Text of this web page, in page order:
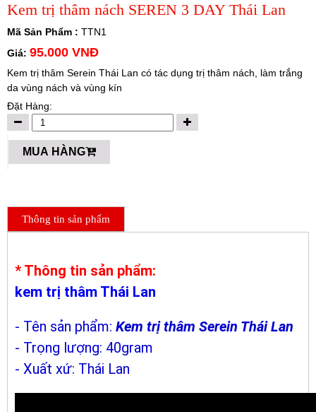
Kem trị thâm nách SEREN 3 DAY Thái Lan
Mã Sản Phẩm : TTN1
Giá: 95.000 VNĐ
Kem trị thâm Serein Thái Lan có tác dụng trị thâm nách, làm trắng
da vùng nách và vùng kín
Đặt Hàng:
MUA HÀNG
Thông tin sản phẩm
* Thông tin sản phẩm:
kem trị thâm Thái Lan
- Tên sản phẩm: Kem trị thâm Serein Thái Lan
- Trọng lượng: 40gram
- Xuất xứ: Thái Lan